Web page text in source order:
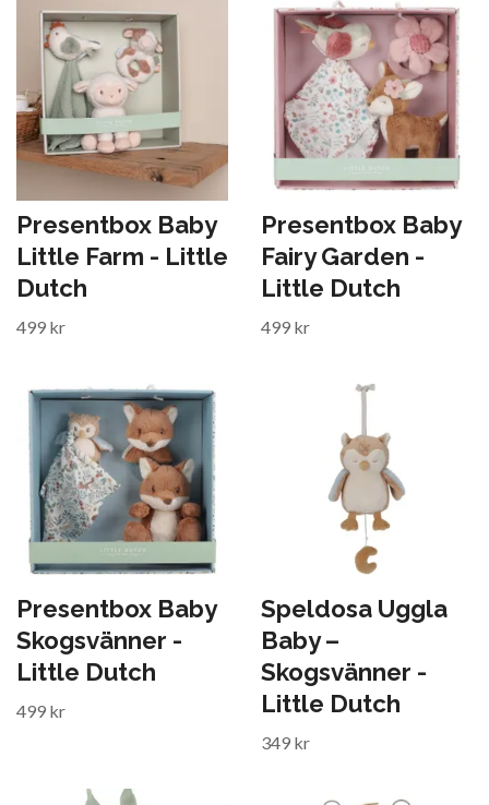
Presentbox Baby
Little Farm - Little
Dutch
499 kr
Presentbox Baby
Fairy Garden -
Little Dutch
499 kr
Presentbox Baby
Skogsvänner -
Little Dutch
499 kr
Speldosa Uggla
Baby –
Skogsvänner -
Little Dutch
349 kr